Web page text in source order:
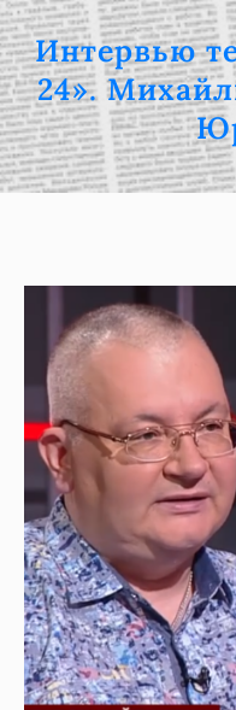
Интервью
24».